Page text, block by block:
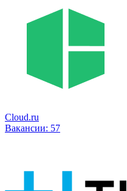
Cloud.ru
Вакансии: 57